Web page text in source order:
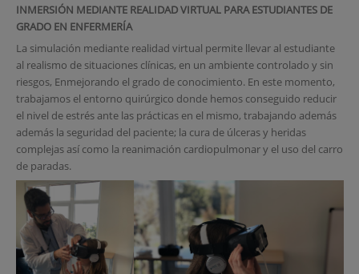
INMERSIÓN MEDIANTE REALIDAD VIRTUAL PARA ESTUDIANTES DE
GRADO EN ENFERMERÍA
La simulación mediante realidad virtual permite llevar al estudiante
al realismo de situaciones clínicas, en un ambiente controlado y sin
riesgos, Enmejorando el grado de conocimiento. En este momento,
trabajamos el entorno quirúrgico donde hemos conseguido reducir
el nivel de estrés ante las prácticas en el mismo, trabajando además
además la seguridad del paciente; la cura de úlceras y heridas
complejas así como la reanimación cardiopulmonar y el uso del carro
de paradas.